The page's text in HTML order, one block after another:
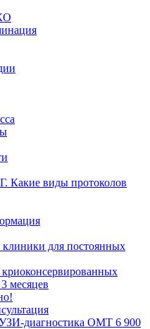
виды протоколов
для постоянных
месяцев
диагностика ОМТ 6 900